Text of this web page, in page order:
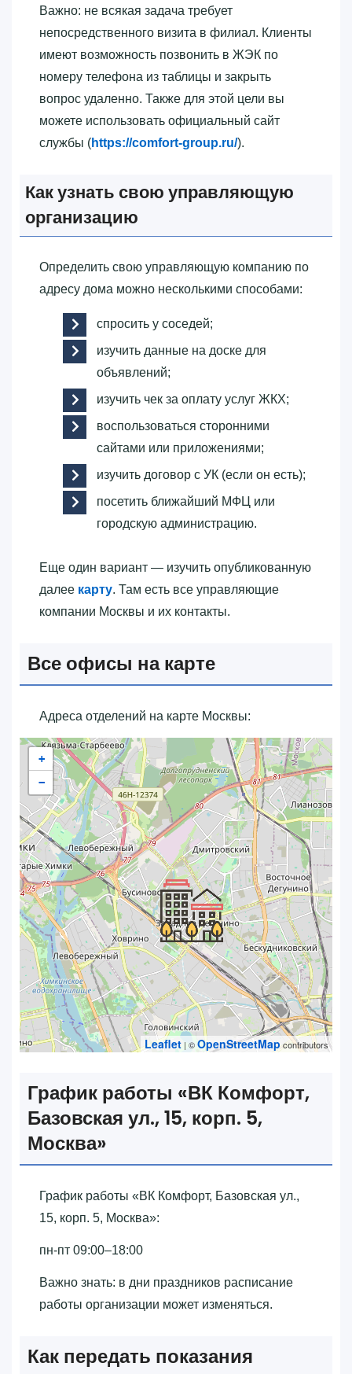
Важно: не всякая задача требует
непосредственного визита в филиал. Клиенты
имеют возможность позвонить в ЖЭК по
номеру телефона из таблицы и закрыть
вопрос удаленно. Также для этой цели вы
можете использовать официальный сайт
службы (https://comfort-group.ru/).
Как узнать свою управляющую
организацию
Определить свою управляющую компанию по
адресу дома можно несколькими способами:
спросить у соседей;
изучить данные на доске для
объявлений;
изучить чек за оплату услуг ЖКХ;
воспользоваться сторонними
сайтами или приложениями;
изучить договор с УК (если он есть);
посетить ближайший МФЦ или
городскую администрацию.
Еще один вариант — изучить опубликованную
далее карту. Там есть все управляющие
компании Москвы и их контакты.
Все офисы на карте
Адреса отделений на карте Москвы:
+
−
Leaflet | ©OpenStreetMapcontributors
График работы «‎ВК Комфорт,
Базовская ул., 15, корп. 5,
Москва»‎
График работы «‎ВК Комфорт, Базовская ул.,
15, корп. 5, Москва»‎:
пн-пт 09:00–18:00
Важно знать: в дни праздников расписание
работы организации может изменяться.
Как передать показания